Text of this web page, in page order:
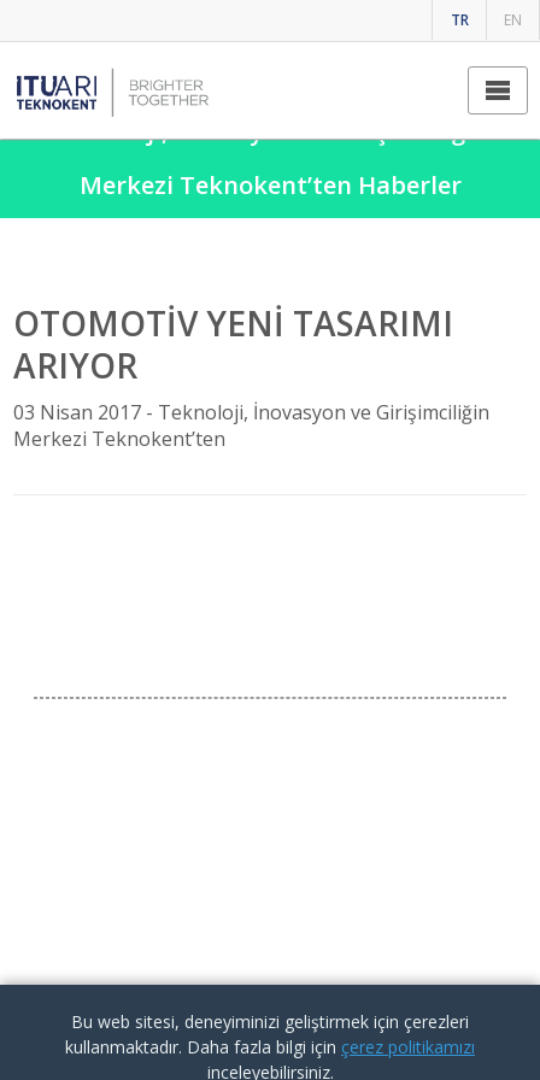
TR EN
Teknoloji, İnovasyon ve Girişimciliğin
Merkezi Teknokent’ten Haberler
OTOMOTİV YENİ TASARIMI
ARIYOR
03 Nisan 2017 - Teknoloji, İnovasyon ve Girişimciliğin
Merkezi Teknokent’ten
Bu web sitesi, deneyiminizi geliştirmek için çerezleri
kullanmaktadır. Daha fazla bilgi için çerez politikamızı
inceleyebilirsiniz.